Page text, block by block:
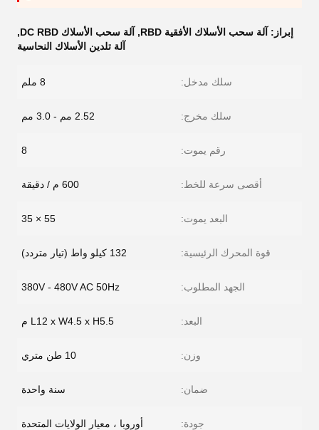
إبراز: آلة سحب الأسلاك الأفقية RBD , آلة سحب الأسلاك DC RBD
,
آلة تلدين الأسلاك النحاسية
سلك مدخل: 8 ملم
سلك مخرج: 2.52 مم - 3.0 مم
رقم يموت: 8
أقصى سرعة للخط: 600 م / دقيقة
البعد يموت: 55 × 35
قوة المحرك الرئيسية: 132 كيلو واط (تيار متردد)
الجهد المطلوب: 380V - 480V AC 50Hz
البعد: L12 x W4.5 x H5.5 م
وزن: 10 طن متري
ضمان: سنة واحدة
جودة: أوروبا ، معيار الولايات المتحدة